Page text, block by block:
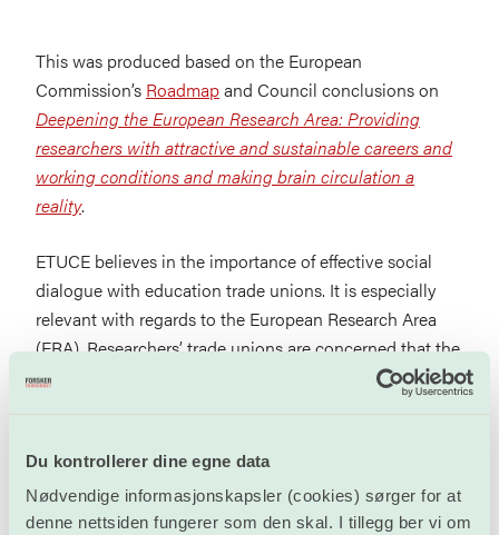
Du kontrollerer dine egne data
Nødvendige informasjonskapsler (cookies) sørger for at
denne nettsiden fungerer som den skal. I tillegg ber vi om
This was produced based on the European
Commission’s Roadmapand Council conclusions on
Deepening the European Research Area: Providing
researchers with attractive and sustainable careers and
working conditions and making brain circulation a
reality.
ETUCE believes in the importance of effective social
dialogue with education trade unions. It is especially
relevant with regards to the European Research Area
(ERA). Researchers’ trade unions are concerned that the
ERA should not be seen as a “unified research area”
which disrespects the existing national structures,
employment, including their working conditions,
contractual situation and pension systems, which is a
national competence and falls into the remit of social